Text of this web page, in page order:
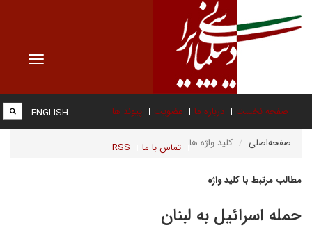
Toggle
صفحه نخست درباره ما عضویت پیوند ها
تماس با ما RSS
ENGLISH
صفحه‌اصلی کلید واژه ها
مطالب مرتبط با کلید واژه
حمله اسرائيل به لبنان